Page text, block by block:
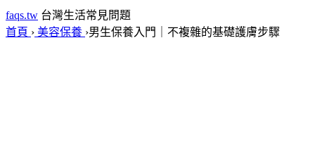
faqs.tw 台灣生活常見問題
首頁 › 美容保養 ›男生保養入門｜不複雜的基礎護膚步驟